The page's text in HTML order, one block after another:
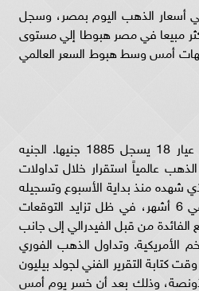
تحديث في أسعار الذهب اليوم بمصر، وسجل
21 وهو الأكثر مبيعا في مصر هبوطا إلي مستوى
مقابل 2205 جنيهات أمس وسط هبوط السعر العالمي
عيار 21 يسجل 2200 جنيه. عيار 18 يسجل 1885 جنيها. الجنيه
يشهد الذهب عالمياً استقرار خلال تداولات
شهده منذ بداية الأسبوع وتسجيله
يوم أمس أدنى مستوياته في 6 أشهر، في ظل تزايد التوقعات
الفائدة من قبل الفيدرالي إلى جانب
الأمريكية. وتداول الذهب الفوري
كتابة التقرير الفني لجولد بيليون
1874 دولار للأونصة، وذلك بعد أن خسر يوم أمس